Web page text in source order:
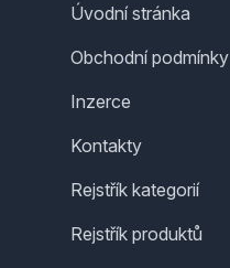
Úvodní stránka
Obchodní podmínky
Inzerce
Kontakty
Rejstřík kategorií
Rejstřík produktů